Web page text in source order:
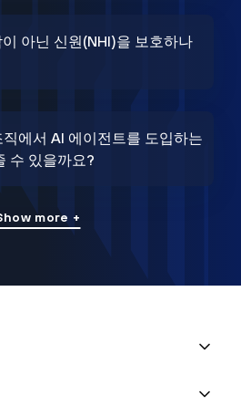
아닌 신원(NHI)을 보호하나
에서 AI 에이전트를 도입하는
수 있을까요?
more +